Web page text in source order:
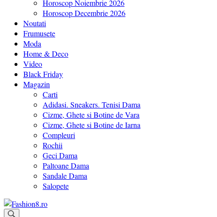
Horoscop Noiembrie 2026
Horoscop Decembrie 2026
Noutati
Frumusete
Moda
Home & Deco
Video
Black Friday
Magazin
Carti
Adidasi. Sneakers. Tenisi Dama
Cizme, Ghete si Botine de Vara
Cizme, Ghete si Botine de Iarna
Compleuri
Rochii
Geci Dama
Paltoane Dama
Sandale Dama
Salopete